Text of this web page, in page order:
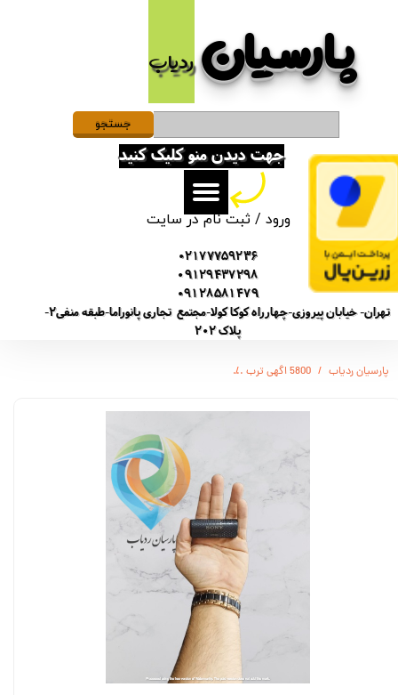
پارسیان​​​​​​​ردیاب
ورود /ثبت نام در سایت
حساب کاربری من
تغییر گذر واژه
سفارشات
خروج از حساب کاربری
02177759236
09129437298
09128581479
تهران- خیابان پیروزی-چهارراه کوکا کولا-مجتمع تجاری پانوراما-طبقه منفی2-
پلاک 202
جهت دیدن منو کلیک کنید
جستجو
پارسیان ردیاب 5800 اگهی ترب